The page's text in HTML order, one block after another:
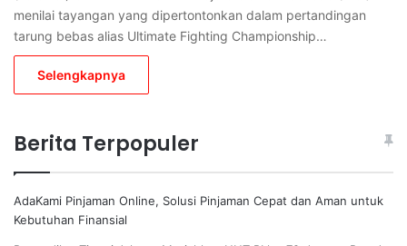
menilai tayangan yang dipertontonkan dalam pertandingan
tarung bebas alias Ultimate Fighting Championship…
Selengkapnya
Berita Terpopuler
AdaKami Pinjaman Online, Solusi Pinjaman Cepat dan Aman untuk
Kebutuhan Finansial